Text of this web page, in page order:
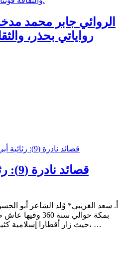
الروائي جابر محمد
رواياتي بحذر،
أ. سعد الغريبي* وُلد الشاعر أبو
بمكة حوالي سنة
حيث زار أقطارا إسلامية كثيرة يتكسب بمديح الأمراء، …